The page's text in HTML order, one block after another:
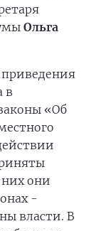
Ольга
приведения
в
«Об
они
-
власти. В